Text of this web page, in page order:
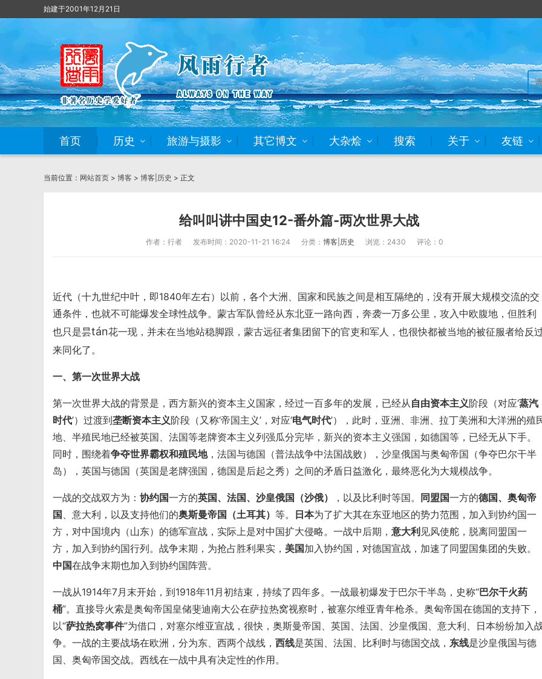
始建于2001年12月21日
首页 历史 旅游与摄影 其它博文 大杂烩 搜索 关于 友链
当前位置： 网站首页 > 博客 > 博客|历史 > 正文
给叫叫讲中国史12-番外篇-两次世界大战
作者：行者 发布时间：2020-11-21 16:24 分类：博客|历史 浏览：2430 评论：0
近代（十九世纪中叶，即1840年左右）以前，各个大洲、国家和民族之间是相互隔绝的，没有开展大规模交流的交
通条件，也就不可能爆发全球性战争。蒙古军队曾经从东北亚一路向西，奔袭一万多公里，攻入中欧腹地，但胜利
也只是昙tán花一现，并未在当地站稳脚跟，蒙古远征者集团留下的官吏和军人，也很快都被当地的被征服者给反
来同化了。
一、第一次世界大战
第一次世界大战的背景是，西方新兴的资本主义国家，经过一百多年的发展，已经从自由资本主义阶段（对应‘蒸汽
时代’）过渡到垄断资本主义阶段（又称‘帝国主义’，对应‘电气时代’），此时，亚洲、非洲、拉丁美洲和大洋洲的殖
地、半殖民地已经被英国、法国等老牌资本主义列强瓜分完毕，新兴的资本主义强国，如德国等，已经无从下手。
同时，围绕着争夺世界霸权和殖民地，法国与德国（普法战争中法国战败），沙皇俄国与奥匈帝国（争夺巴尔干半
岛），英国与德国（英国是老牌强国，德国是后起之秀）之间的矛盾日益激化，最终恶化为大规模战争。
一战的交战双方为： 协约国一方的英国、法国、沙皇俄国（沙俄） ，以及比利时等国。 同盟国一方的德国、奥匈帝
国 、意大利，以及支持他们的奥斯曼帝国（土耳其） 等。 日本为了扩大其在东亚地区的势力范围，加入到协约国一
方，对中国境内（山东）的德军宣战，实际上是对中国扩大侵略。一战中后期， 意大利 见风使舵，脱离同盟国一
方，加入到协约国行列。战争末期，为抢占胜利果实， 美国加入协约国，对德国宣战，加速了同盟国集团的失败。
中国在战争末期也加入到协约国阵营。
一战从1914年7月末开始，到1918年11月初结束，持续了四年多。一战最初爆发于巴尔干半岛，史称“巴尔干火药
桶”。直接导火索是奥匈帝国皇储斐迪南大公在萨拉热窝视察时，被塞尔维亚青年枪杀。奥匈帝国在德国的支持下，
以“萨拉热窝事件”为借口，对塞尔维亚宣战，很快，奥斯曼帝国、英国、法国、沙皇俄国、意大利、日本纷纷加入
争。一战的主要战场在欧洲，分为东、西两个战线， 西线是英国、法国、比利时与德国交战， 东线是沙皇俄国与德
国、奥匈帝国交战。西线在一战中具有决定性的作用。